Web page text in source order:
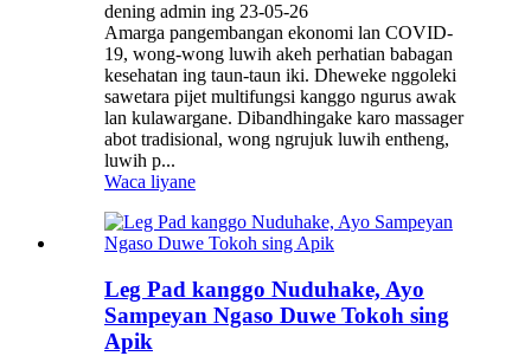
dening admin ing 23-05-26
Amarga pangembangan ekonomi lan COVID-
19, wong-wong luwih akeh perhatian babagan
kesehatan ing taun-taun iki. Dheweke nggoleki
sawetara pijet multifungsi kanggo ngurus awak
lan kulawargane. Dibandhingake karo massager
abot tradisional, wong ngrujuk luwih entheng,
luwih p...
Waca liyane
Leg Pad kanggo Nuduhake, Ayo
Sampeyan Ngaso Duwe Tokoh sing
Apik